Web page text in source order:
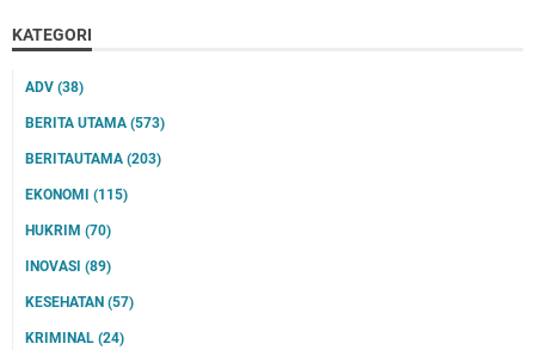
KATEGORI
ADV (38)
BERITA UTAMA (573)
BERITAUTAMA (203)
EKONOMI (115)
HUKRIM (70)
INOVASI (89)
KESEHATAN (57)
KRIMINAL (24)